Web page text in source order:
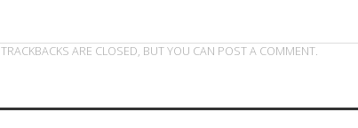
TRACKBACKS ARE CLOSED, BUT YOU CAN POST A COMMENT.